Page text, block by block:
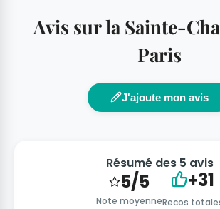
Avis sur la Sainte-
Paris
J'ajoute mon avis
Résumé des 5 avis
5/5
Note moyenne
+31
Recos